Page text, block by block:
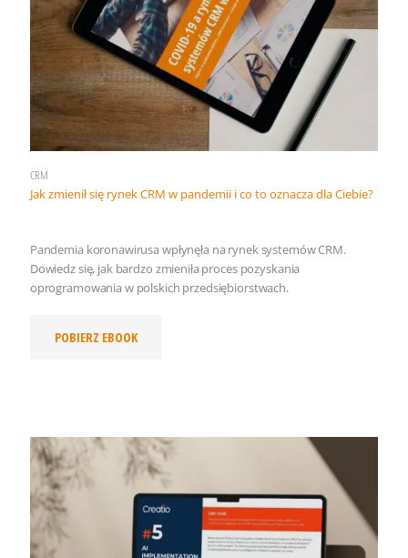
CRM
Jak zmienił się rynek CRM w pandemii i co to oznacza dla Ciebie?
Pandemia koronawirusa wpłynęła na rynek systemów CRM.
Dowiedz się, jak bardzo zmieniła proces pozyskania
oprogramowania w polskich przedsiębiorstwach.
POBIERZ EBOOK